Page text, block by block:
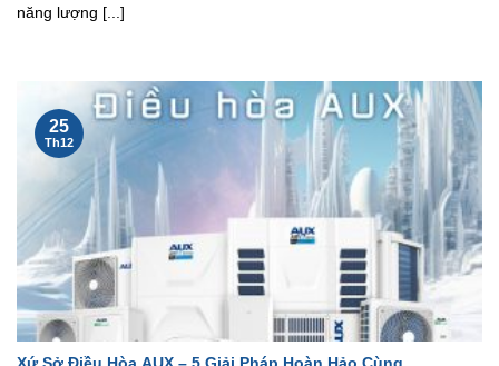
năng lượng [...]
25
Th12